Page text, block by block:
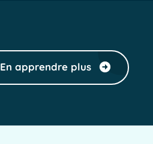
En apprendre plus